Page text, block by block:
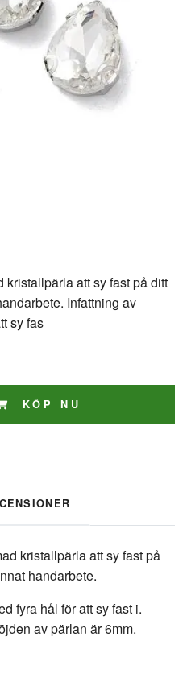
kristallpärla att sy fast på ditt
Infattning av
sy fas
KÖP NU
kristallpärla att sy fast på
handarbete.
fyra hål för att sy fast i.
av pärlan är 6mm.